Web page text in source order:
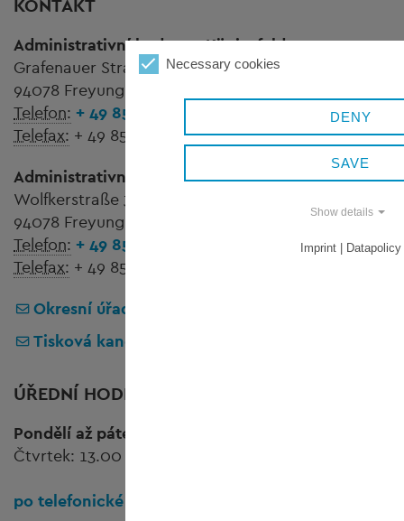
KONTAKT
Administrativní budova
Königsfeld
Grafenauer Straße 44
94078 Freyung
Telefon: + 49 8551 57-0
Telefax: + 49 8551 57-244
Administrativní budova Wolfstein
Wolfkerstraße 3
94078 Freyung
Telefon: + 49 8551 57-0
Telefax: + 49 8551 57-252
Okresní úřad Freyung-Grafenau
Tisková kancelář
ÚŘEDNÍ HODINY PRO VEŘEJNOST
Pondělí až pátek:
Čtvrtek: 13.00 do 16.00 hodin
po telefonické dohodě!
Necessary cookies
DENY
SAVE
Show details
Imprint | Datapolicy